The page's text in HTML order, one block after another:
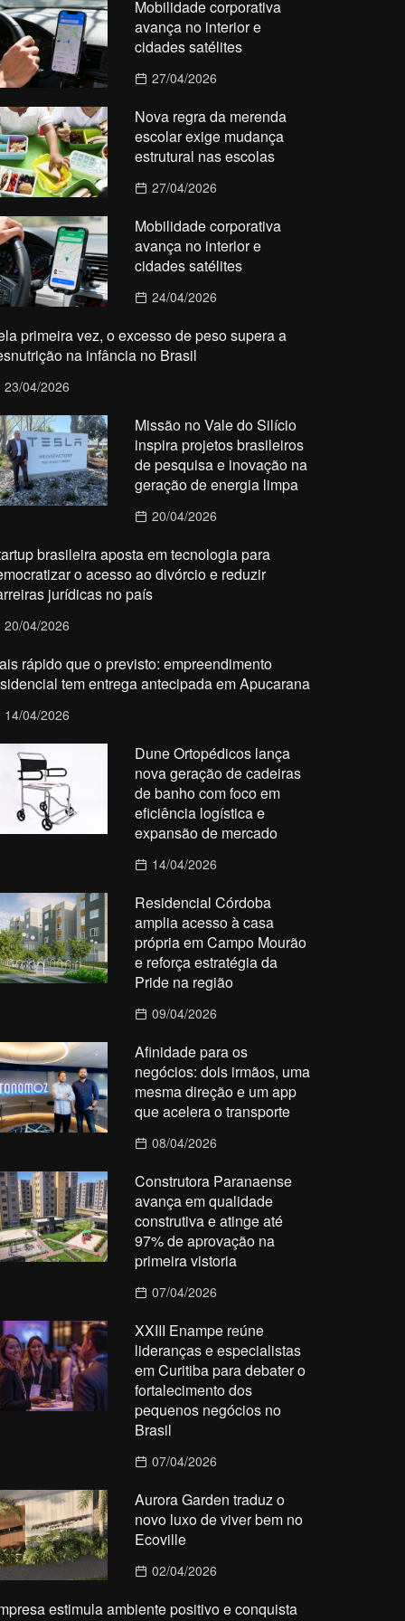
Mobilidade corporativa
avança no interior e
cidades satélites
27/04/2026
Nova regra da merenda
escolar exige mudança
estrutural nas escolas
27/04/2026
Mobilidade corporativa
avança no interior e
cidades satélites
24/04/2026
primeira vez, o excesso de peso supera a
na infância no Brasil
23/04/2026
Missão no Vale do Silício
inspira projetos brasileiros
de pesquisa e inovação na
geração de energia limpa
20/04/2026
brasileira aposta em tecnologia para
o acesso ao divórcio e reduzir
jurídicas no país
20/04/2026
rápido que o previsto: empreendimento
tem entrega antecipada em Apucarana
14/04/2026
Dune Ortopédicos lança
nova geração de cadeiras
de banho com foco em
eficiência logística e
expansão de mercado
14/04/2026
Residencial Córdoba
amplia acesso à casa
própria em Campo Mourão
e reforça estratégia da
Pride na região
09/04/2026
Afinidade para os
negócios: dois irmãos, uma
mesma direção e um app
que acelera o transporte
08/04/2026
Construtora Paranaense
avança em qualidade
construtiva e atinge até
97% de aprovação na
primeira vistoria
07/04/2026
XXIII Enampe reúne
lideranças e especialistas
em Curitiba para debater o
fortalecimento dos
pequenos negócios no
Brasil
07/04/2026
Aurora Garden traduz o
novo luxo de viver bem no
Ecoville
02/04/2026
estimula ambiente positivo e conquista